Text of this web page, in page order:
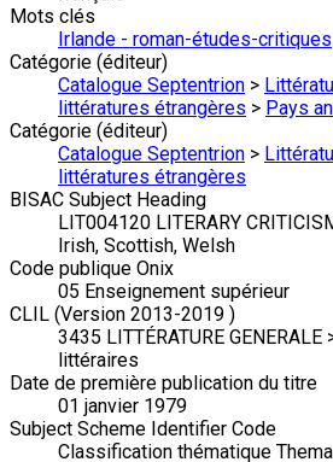
Mots clés
Irlande - roman-études-critiques
Catégorie (éditeur)
Catalogue Septentrion >
littératures étrangères > Pays
Catégorie (éditeur)
Catalogue Septentrion >
littératures étrangères
BISAC Subject Heading
LIT004120 LITERARY
Irish, Scottish, Welsh
Code publique Onix
05 Enseignement supérieur
CLIL (Version 2013-2019 )
3435 LITTÉRATURE
littéraires
Date de première publication du titre
01 janvier 1979
Subject Scheme Identifier Code
Classification thématique